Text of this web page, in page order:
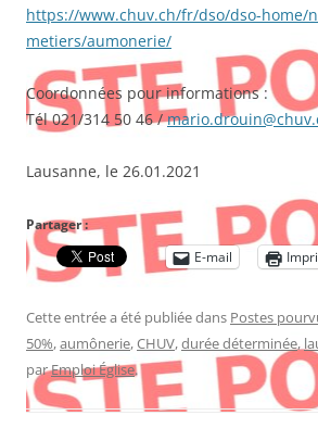
https://www.chuv.ch/fr/dso/dso-home/
metiers/aumonerie/
Coordonnées pour informations :
Tél 021/314 50 46 /
Lausanne, le 26.01.2021
Partager :
E-mail
Cette entrée a été publiée dans Postes
50%,aumônerie,CHUV,durée déterminée,
parEmploi Église.